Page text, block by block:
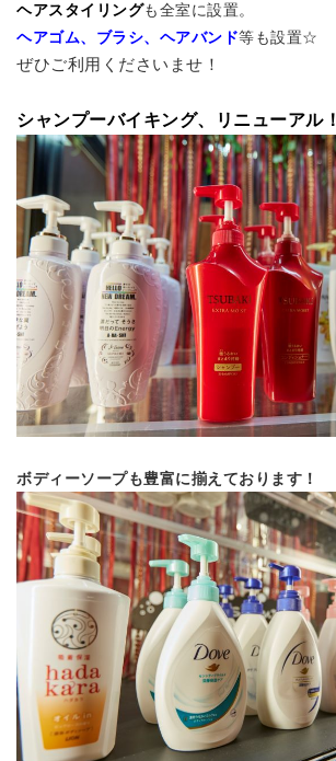
ヘアスタイリングも全室に設置。
ヘアゴム、ブラシ、ヘアバンド等も設置☆
ぜひご利用くださいませ！
シャンプーバイキング、リニューアル！
ボディーソープも豊富に揃えております！